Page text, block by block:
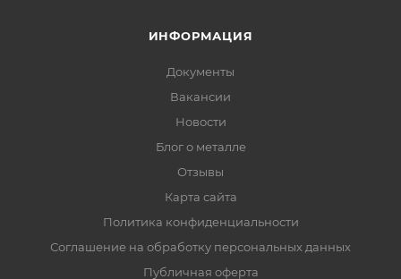
ИНФОРМАЦИЯ
Документы
Вакансии
Новости
Блог о металле
Отзывы
Карта сайта
Политика конфиденциальности
Соглашение на обработку персональных данных
Публичная оферта